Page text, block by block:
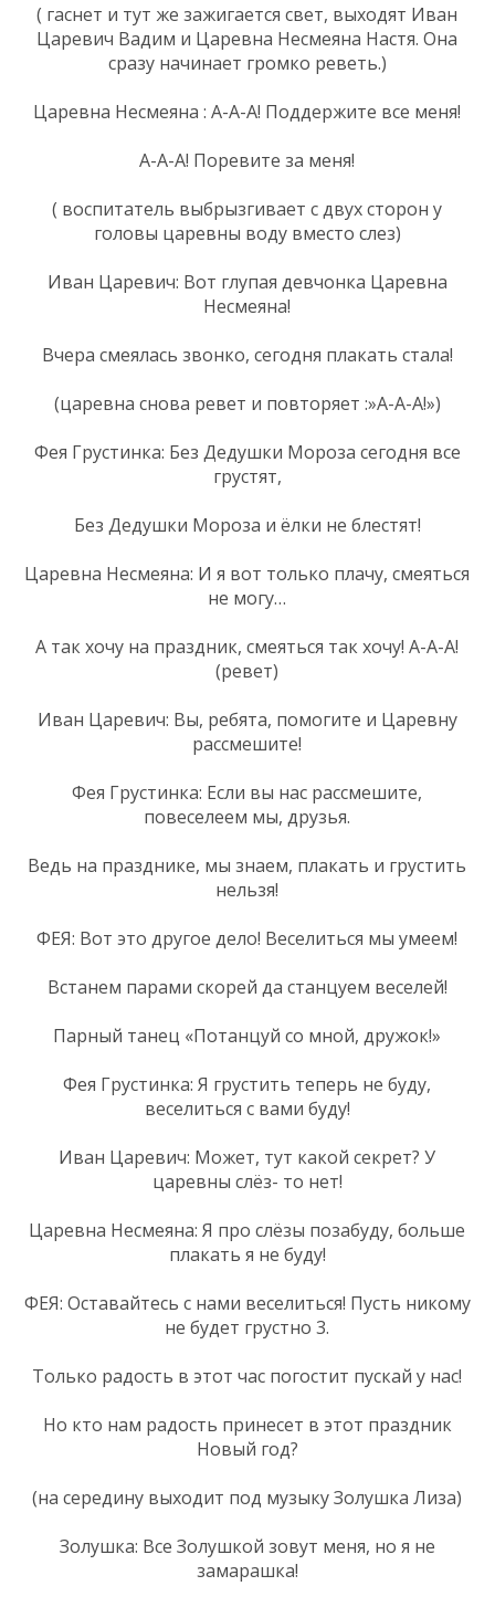
( гаснет и тут же зажигается свет, выходят Иван
Царевич Вадим и Царевна Несмеяна Настя. Она
сразу начинает громко реветь.)
Царевна Несмеяна : А-А-А! Поддержите все меня!
А-А-А! Поревите за меня!
( воспитатель выбрызгивает с двух сторон у
головы царевны воду вместо слез)
Иван Царевич: Вот глупая девчонка Царевна
Несмеяна!
Вчера смеялась звонко, сегодня плакать стала!
(царевна снова ревет и повторяет :»А-А-А!»)
Фея Грустинка: Без Дедушки Мороза сегодня все
грустят,
Без Дедушки Мороза и ёлки не блестят!
Царевна Несмеяна: И я вот только плачу, смеяться
не могу…
А так хочу на праздник, смеяться так хочу! А-А-А!
(ревет)
Иван Царевич: Вы, ребята, помогите и Царевну
рассмешите!
Фея Грустинка: Если вы нас рассмешите,
повеселеем мы, друзья.
Ведь на празднике, мы знаем, плакать и грустить
нельзя!
ФЕЯ: Вот это другое дело! Веселиться мы умеем!
Встанем парами скорей да станцуем веселей!
Парный танец «Потанцуй со мной, дружок!»
Фея Грустинка: Я грустить теперь не буду,
веселиться с вами буду!
Иван Царевич: Может, тут какой секрет? У
царевны слёз- то нет!
Царевна Несмеяна: Я про слёзы позабуду, больше
плакать я не буду!
ФЕЯ: Оставайтесь с нами веселиться! Пусть никому
не будет грустно 3.
Только радость в этот час погостит пускай у нас!
Но кто нам радость принесет в этот праздник
Новый год?
(на середину выходит под музыку Золушка Лиза)
Золушка: Все Золушкой зовут меня, но я не
замарашка!